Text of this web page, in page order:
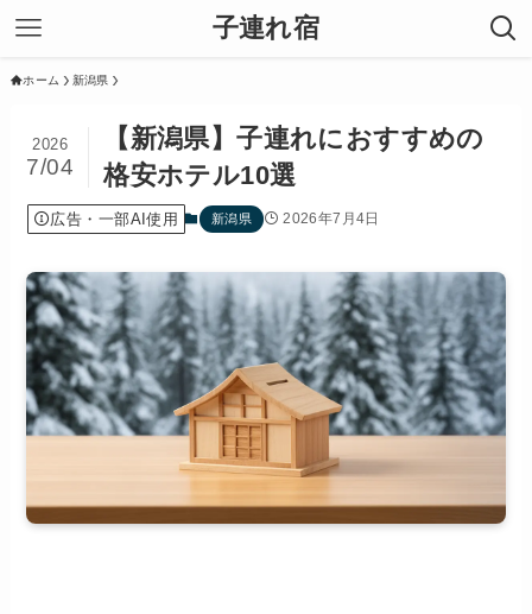
子連れ宿
ホーム 新潟県
【新潟県】子連れにおすすめの
格安ホテル10選
2026
7/04
広告・一部AI使用 新潟県 2026年7月4日